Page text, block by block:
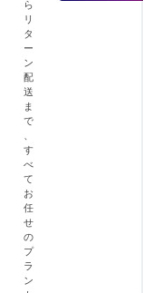
ら
リ
タ
ー
ン
配
送
ま
で
、
す
べ
て
お
任
せ
の
プ
ラ
ン